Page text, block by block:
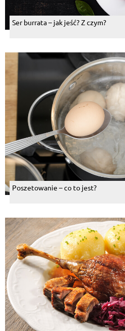
Ser burrata – jak jeść? Z czym?
Poszetowanie – co to jest?